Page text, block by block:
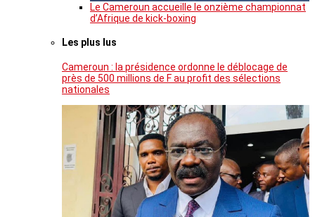
Le Cameroun accueille le onzième championnat
d’Afrique de kick-boxing
Les plus lus
Cameroun : la présidence ordonne le déblocage de
près de 500 millions de F au profit des sélections
nationales